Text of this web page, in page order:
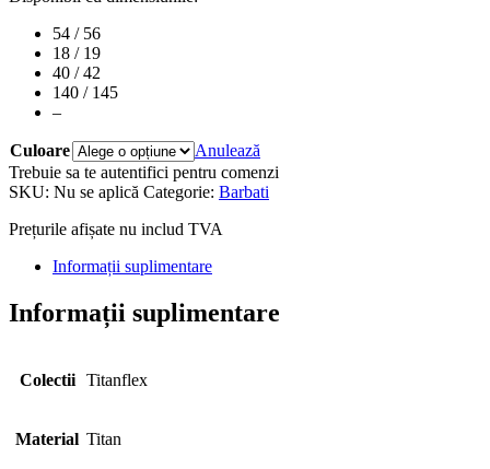
54 / 56
18 / 19
40 / 42
140 / 145
–
Culoare
Anulează
Trebuie sa te autentifici pentru comenzi
SKU: Nu se aplică Categorie: Barbati
Prețurile afișate nu includ TVA
Informații suplimentare
Informații suplimentare
Colectii Titanflex
Material Titan